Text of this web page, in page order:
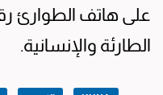
الطارئة والإنسانية.